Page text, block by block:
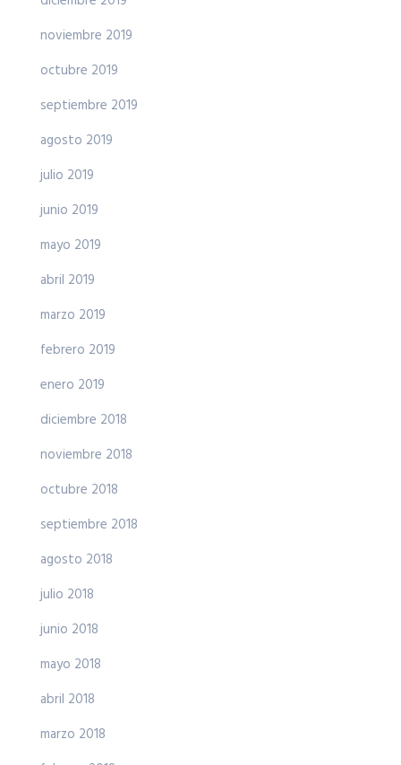
noviembre 2019
octubre 2019
septiembre 2019
agosto 2019
julio 2019
junio 2019
mayo 2019
abril 2019
marzo 2019
febrero 2019
enero 2019
diciembre 2018
noviembre 2018
octubre 2018
septiembre 2018
agosto 2018
julio 2018
junio 2018
mayo 2018
abril 2018
marzo 2018